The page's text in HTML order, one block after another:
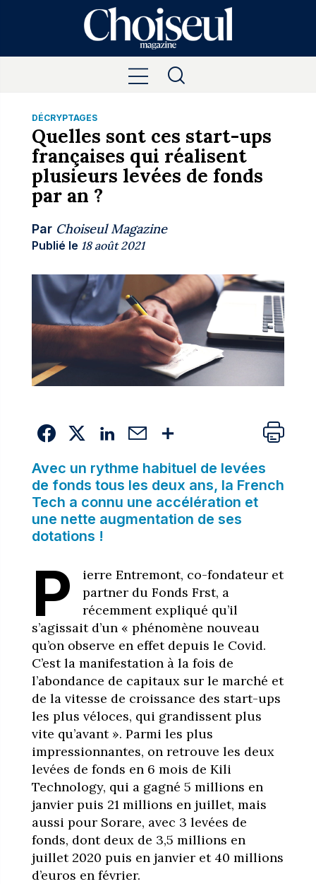
DÉCRYPTAGES
Quelles sont ces start-ups
françaises qui réalisent
plusieurs levées de fonds
par an ?
Par Choiseul Magazine
Publié le 18 août 2021
Avec un rythme habituel de levées
de fonds tous les deux ans, la French
Tech a connu une accélération et
une nette augmentation de ses
dotations !
P
ierre Entremont, co-fondateur et
partner du Fonds Frst, a
récemment expliqué qu’il
s’agissait d’un « phénomène nouveau
qu’on observe en effet depuis le Covid.
C’est la manifestation à la fois de
l’abondance de capitaux sur le marché et
de la vitesse de croissance des start-ups
les plus véloces, qui grandissent plus
vite qu’avant ». Parmi les plus
impressionnantes, on retrouve les deux
levées de fonds en 6 mois de Kili
Technology, qui a gagné 5 millions en
janvier puis 21 millions en juillet, mais
aussi pour Sorare, avec 3 levées de
fonds, dont deux de 3,5 millions en
juillet 2020 puis en janvier et 40 millions
d’euros en février.